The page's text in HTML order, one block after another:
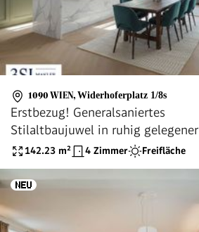
1090 WIEN, Widerhoferplatz 1/8s
Erstbezug! Generalsaniertes
Stilaltbaujuwel in ruhig gelegener
Seitengasse nahe Strudlhofstiege
142.23 m² 4 Zimmer Freifläche